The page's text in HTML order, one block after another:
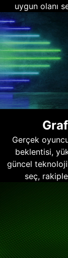
uygun olanı
Gerçek
beklentisi,
güncel
seç,